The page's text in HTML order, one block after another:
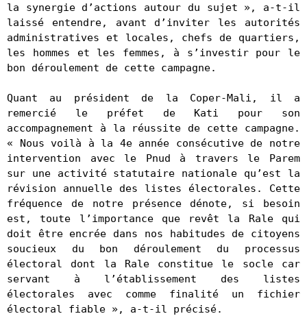
la synergie d’actions autour du sujet », a-t-il
laissé entendre, avant d’inviter les autorités
administratives et locales, chefs de quartiers,
les hommes et les femmes, à s’investir pour le
bon déroulement de cette campagne.
Quant au président de la Coper-Mali, il a
remercié le préfet de Kati pour son
accompagnement à la réussite de cette campagne.
« Nous voilà à la 4e année consécutive de notre
intervention avec le Pnud à travers le Parem
sur une activité statutaire nationale qu’est la
révision annuelle des listes électorales. Cette
fréquence de notre présence dénote, si besoin
est, toute l’importance que revêt la Rale qui
doit être encrée dans nos habitudes de citoyens
soucieux du bon déroulement du processus
électoral dont la Rale constitue le socle car
servant à l’établissement des listes
électorales avec comme finalité un fichier
électoral fiable », a-t-il précisé.